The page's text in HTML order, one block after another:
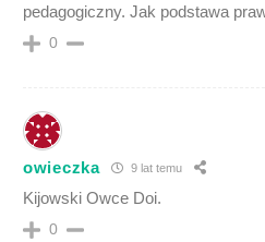
pedagogiczny. Jak podstawa
0
owieczka 9 lat temu
Kijowski Owce Doi.
0